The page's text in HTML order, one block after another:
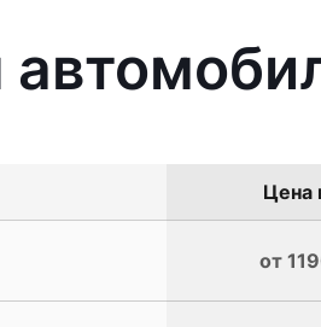
Цена
от